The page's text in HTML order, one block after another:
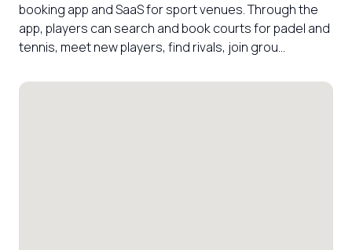
booking app and SaaS for sport venues. Through the
app, players can search and book courts for padel and
tennis, meet new players, find rivals, join grou...